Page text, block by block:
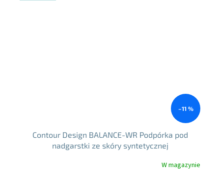
–11 %
Contour Design BALANCE-WR Podpórka pod
nadgarstki ze skóry syntetycznej
W magazynie